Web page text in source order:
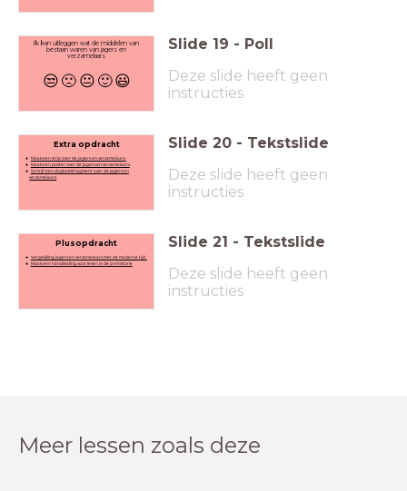
Ik kan uitleggen wat de middelen van
bestaan waren van jagers en
verzamelaars
😒 🙁 😐 🙂😃
Slide 19 - Poll
Deze slide heeft geen
instructies
Extra opdracht
Maak een strip over de jagers en verzamelaars
Maak een poster over de jagers en verzamelaars
Schrijf een dagboekfragment over de jagers en
verzamelaars
Slide 20 - Tekstslide
Deze slide heeft geen
instructies
Plusopdracht
Vergelijking jagers en verzamelaars met de moderne tijd.
Maak een handleiding voor leven in de prehistorie
Slide 21 - Tekstslide
Deze slide heeft geen
instructies
Meer lessen zoals deze